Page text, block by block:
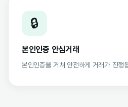
🔒
본인인증 안심거래
본인인증을 거쳐 안전하게 거래가 진행